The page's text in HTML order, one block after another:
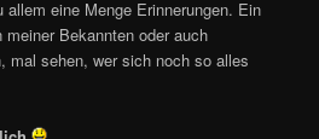
eine Menge Erinnerungen. Ein
meiner Bekannten oder auch
mal sehen, wer sich noch so alles